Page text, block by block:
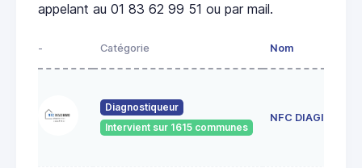
appelant au 01 83 62 99 51 ou par mail.
- Catégorie Nom
Diagnostiqueur
Intervient sur 1615 communes
NFC DIAGIMMO